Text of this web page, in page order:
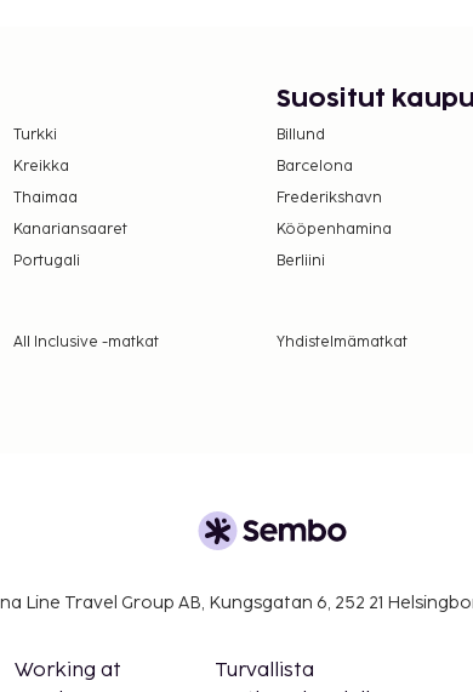
Turkki
Kreikka
Thaimaa
Kanariansaaret
Portugali
Suositut
Billund
Barcelona
Frederikshavn
Kööpenhamina
Berliini
All Inclusive -matkat Yhdistelmämatkat
Line Travel Group AB, Kungsgatan 6, 252 21
Working at
Turvallista